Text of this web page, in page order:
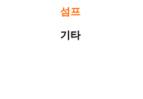
섬프
기타